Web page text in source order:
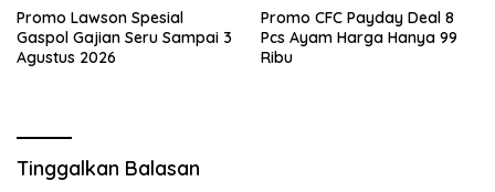
Promo Lawson Spesial
Gaspol Gajian Seru Sampai 3
Agustus 2026
Promo CFC Payday Deal 8
Pcs Ayam Harga Hanya 99
Ribu
Tinggalkan Balasan